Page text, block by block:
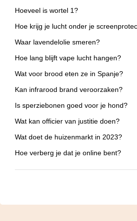
Hoeveel is wortel 1?
Hoe krijg je lucht onder je
Waar lavendelolie smeren?
Hoe lang blijft vape lucht hangen?
Wat voor brood eten ze in Spanje?
Kan infrarood brand veroorzaken?
Is sperziebonen goed voor je hond?
Wat kan officier van justitie doen?
Wat doet de huizenmarkt in 2023?
Hoe verberg je dat je online bent?